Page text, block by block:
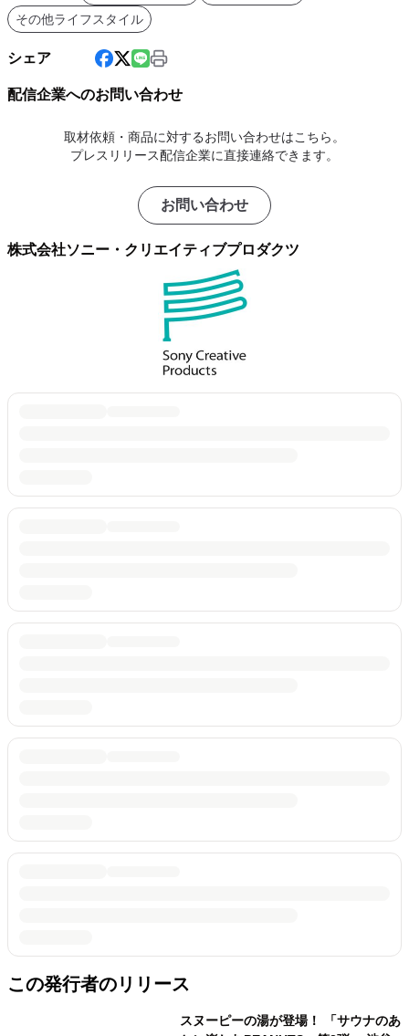
その他ライフスタイル
シェア
配信企業へのお問い合わせ
取材依頼・商品に対するお問い合わせはこちら。
プレスリリース配信企業に直接連絡できます。
お問い合わせ
株式会社ソニー・クリエイティブプロダクツ
この発行者のリリース
スヌーピーの湯が登場！ 「サウナのあ